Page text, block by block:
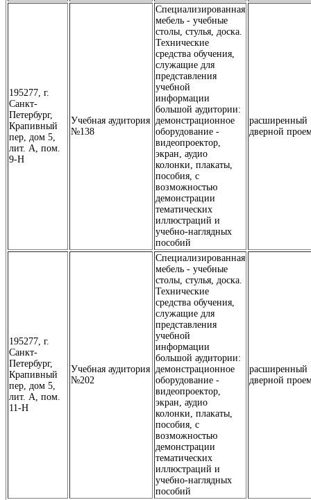
195277, г.
Санкт-
Петербург,
Крапивный
пер, дом 5,
лит. А, пом.
9-Н
Учебная аудитория
№138
Специализированная
мебель - учебные
столы, стулья, доска.
Технические
средства обучения,
служащие для
представления
учебной
информации
большой аудитории:
демонстрационное
оборудование -
видеопроектор,
экран, аудио
колонки, плакаты,
пособия, с
возможностью
демонстрации
тематических
иллюстраций и
учебно-наглядных
пособий
расширенный
дверной
195277, г.
Санкт-
Петербург,
Крапивный
пер, дом 5,
лит. А, пом.
11-Н
Учебная аудитория
№202
Специализированная
мебель - учебные
столы, стулья, доска.
Технические
средства обучения,
служащие для
представления
учебной
информации
большой аудитории:
демонстрационное
оборудование -
видеопроектор,
экран, аудио
колонки, плакаты,
пособия, с
возможностью
демонстрации
тематических
иллюстраций и
учебно-наглядных
пособий
расширенный
дверной